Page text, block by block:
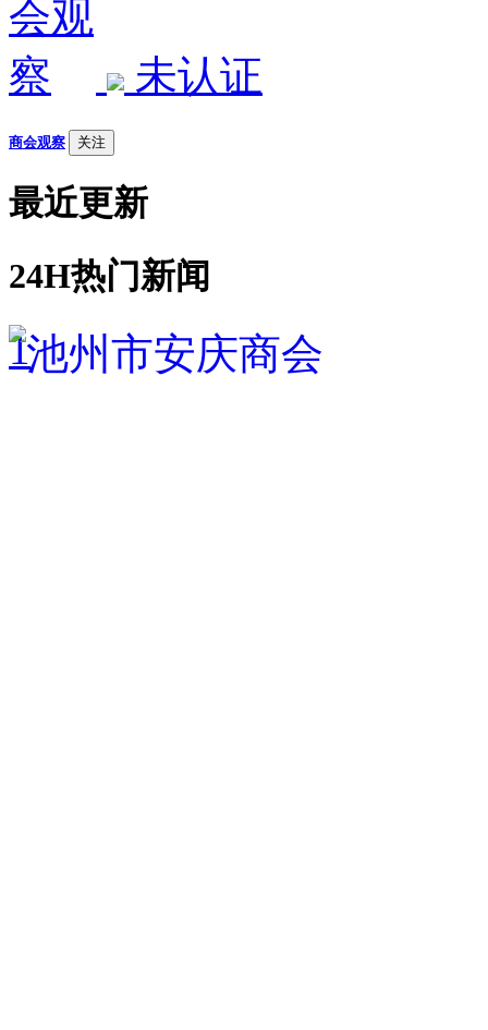
未认证
商会观察 关注
最近更新
24H热门新闻
1